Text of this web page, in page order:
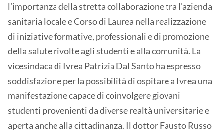
l’importanza della stretta collaborazione tra l'azienda
sanitaria locale e Corso di Laurea nella realizzazione
di iniziative formative, professionali e di promozione
della salute rivolte agli studenti e alla comunità. La
vicesindaca di Ivrea Patrizia Dal Santo ha espresso
soddisfazione per la possibilità di ospitare a Ivrea una
manifestazione capace di coinvolgere giovani
studenti provenienti da diverse realtà universitarie e
aperta anche alla cittadinanza. Il dottor Fausto Russo